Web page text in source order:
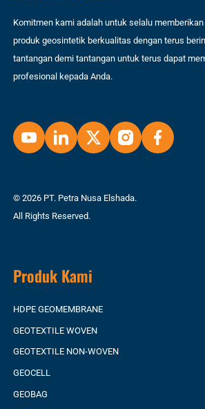
Komitmen kami adalah untuk selalu
produk geosintetik berkualitas dengan terus
tantangan demi tantangan untuk terus dapat
profesional kepada Anda.
© 2026 PT. Petra Nusa Elshada.
All Rights Reserved.
Produk Kami
HDPE GEOMEMBRANE
GEOTEXTILE WOVEN
GEOTEXTILE NON-WOVEN
GEOCELL
GEOBAG